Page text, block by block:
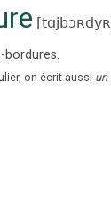
[tɑjbɔʀdyʀ
bordures.
on écrit aussi un